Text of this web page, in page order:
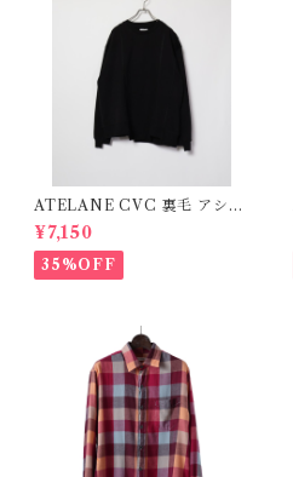
ATELANE CVC 裏毛 アシメ
切り替え クルー ブラック 25A
-14000
¥7,150
35%OFF